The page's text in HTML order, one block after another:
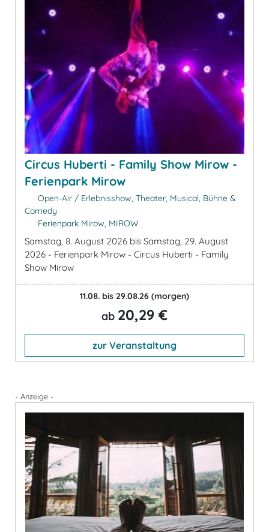
Circus Huberti - Family Show Mirow -
Ferienpark Mirow
Open-Air / Erlebnisshow, Theater, Musical, Bühne &
Comedy
Ferienpark Mirow, MIROW
Samstag, 8. August 2026 bis Samstag, 29. August
2026 - Ferienpark Mirow - Circus Huberti - Family
Show Mirow
11.08. bis 29.08.26 (morgen)
ab 20,29 €
zur Veranstaltung
- Anzeige -